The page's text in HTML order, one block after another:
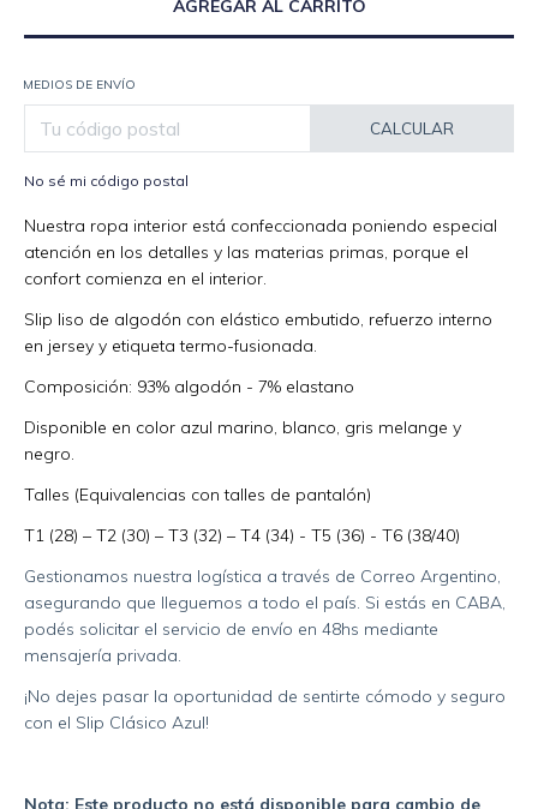
MEDIOS DE ENVÍO
CALCULAR
No sé mi código postal
Nuestra ropa interior está confeccionada poniendo especial
atención en los detalles y las materias primas, porque el
confort comienza en el interior.
Slip liso de algodón con elástico embutido, refuerzo interno
en jersey y etiqueta termo-fusionada.
Composición: 93% algodón - 7% elastano
Disponible en color azul marino, blanco, gris melange y
negro.
Talles (Equivalencias con talles de pantalón)
T1 (28) – T2 (30) – T3 (32) – T4 (34) - T5 (36) - T6 (38/40)
Gestionamos nuestra logística a través de Correo Argentino,
asegurando que lleguemos a todo el país. Si estás en CABA,
podés solicitar el servicio de envío en 48hs mediante
mensajería privada.
¡No dejes pasar la oportunidad de sentirte cómodo y seguro
con el Slip Clásico Azul!
Nota: Este producto no está disponible para cambio de